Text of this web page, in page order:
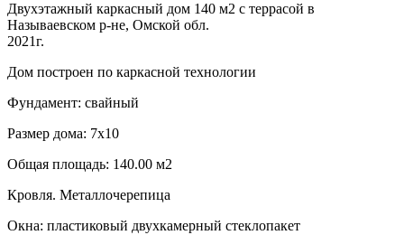
Двухэтажный каркасный дом 140 м2 с террасой в
Называевском р-не, Омской обл.
2021г.
Дом построен по каркасной технологии
Фундамент: свайный
Размер дома: 7х10
Общая площадь: 140.00 м2
Кровля. Металлочерепица
Окна: пластиковый двухкамерный стеклопакет